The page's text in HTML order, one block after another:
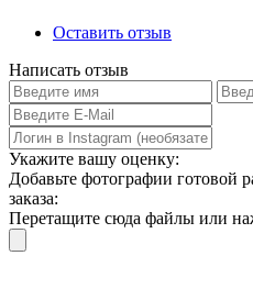
Оставить отзыв
Написать отзыв
Укажите вашу оценку:
Добавьте фотографии готовой
заказа:
Перетащите сюда файлы или